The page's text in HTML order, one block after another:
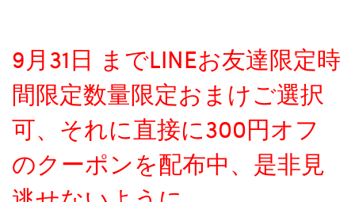
9月31日 までLINEお友達限定時
間限定数量限定おまけご選択
可、それに直接に300円オフ
のクーポンを配布中、是非見